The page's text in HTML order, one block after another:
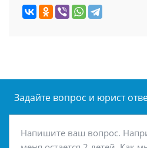
Задайте вопрос и юрист